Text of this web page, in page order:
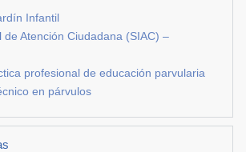
Infantil
de Atención Ciudadana (SIAC) –
profesional de educación parvularia
en párvulos